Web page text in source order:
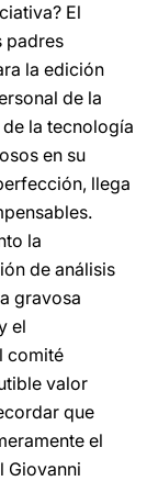
El
padres
la edición
de la
la tecnología
en su
llega
la
de análisis
gravosa
el
comité
valor
que
el
Giovanni